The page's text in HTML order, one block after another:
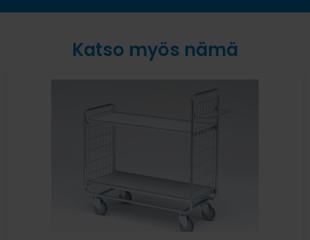
Katso myös nämä